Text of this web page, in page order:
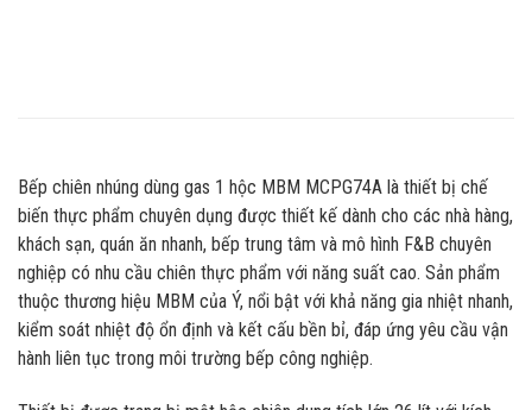
Bếp chiên nhúng dùng gas 1 hộc MBM MCPG74A là thiết bị chế
biến thực phẩm chuyên dụng được thiết kế dành cho các nhà hàng,
khách sạn, quán ăn nhanh, bếp trung tâm và mô hình F&B chuyên
nghiệp có nhu cầu chiên thực phẩm với năng suất cao. Sản phẩm
thuộc thương hiệu MBM của Ý, nổi bật với khả năng gia nhiệt nhanh,
kiểm soát nhiệt độ ổn định và kết cấu bền bỉ, đáp ứng yêu cầu vận
hành liên tục trong môi trường bếp công nghiệp.